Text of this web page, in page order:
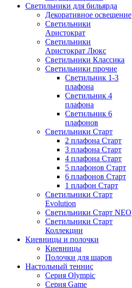
Светильники для бильярда
Декоративное освещение
Светильники
Аристократ
Светильники
Аристократ Люкс
Светильники Классика
Светильники прочие
Светильник 1-3
плафона
Светильник 4
плафона
Светильник 6
плафонов
Светильники Старт
2 плафона Старт
3 плафона Старт
4 плафона Старт
5 плафонов Старт
6 плафонов Старт
1 плафон Старт
Светильники Старт
Evolution
Светильники Старт NEO
Светильники Старт
Коллекции
Киевницы и полочки
Киевницы
Полочки для шаров
Настольный теннис
Серия Olympic
Серия Game